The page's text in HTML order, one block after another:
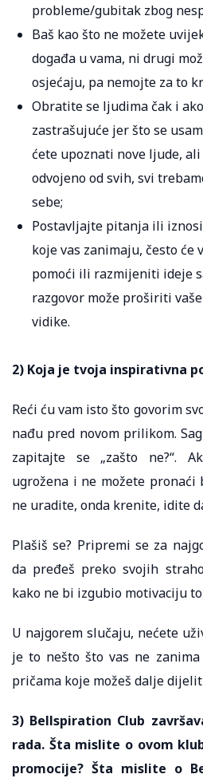
probleme/gubitak zbog
Baš kao što ne možete
događa u vama, ni drugi
osjećaju, pa nemojte za to
Obratite se ljudima čak i
zastrašujuće jer što se
ćete upoznati nove ljude,
odvojeno od svih, svi
sebe;
Postavljajte pitanja ili
koje vas zanimaju, često će
pomoći ili razmijeniti ideje
razgovor može proširiti
vidike.
2) Koja je tvoja inspirativna
Reći ću vam isto što govorim
nađu pred novom prilikom.
zapitajte se „zašto ne?“.
ugrožena i ne možete pronaći
ne uradite, onda krenite, idite
Plašiš se? Pripremi se za
da pređeš preko svojih
kako ne bi izgubio motivaciju
U najgorem slučaju, nećete
je to nešto što vas ne
pričama koje možeš dalje
3) Bellspiration Club
rada. Šta mislite o ovom
promocije? Šta mislite o